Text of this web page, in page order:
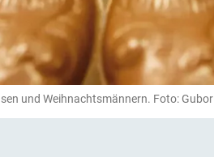
und Weihnachtsmännern. Foto: Gubor